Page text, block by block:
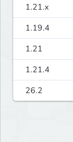
1.21.x
1.19.4
1.21
1.21.4
26.2